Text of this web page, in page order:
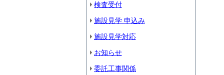
検査受付
施設見学 申込み
施設見学対応
お知らせ
委託工事関係